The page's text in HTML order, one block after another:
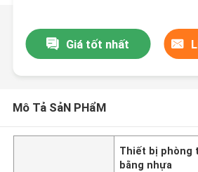
Giá tốt nhất
Mô Tả SảN PHẩM
Thiết bị phòng
bằng nhựa